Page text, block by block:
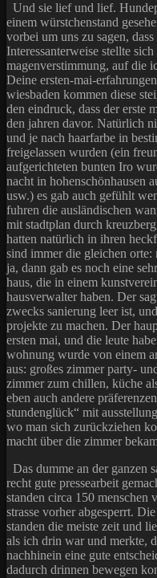
Und sie lief und lief.
einem würstchenstand
vorbei um uns zu sagen,
Interessanterweise stellte
magenverstimmung, auf die
Deine ersten-mai-
wiesbaden kommen diese
den eindruck, dass der erste
den jahren davor. Natürlich
und je nach haarfarbe in
freigelassen wurden (ein
aufgerichteten bunten Iro
nacht in hohenschönhausen
usw.) es gab auch gefühlt
fuhren die ausländischen
mit stadtplan durch
hatten natürlich in ihren
sind immer die gleichen orte:
ja, dann gab es noch eine
haus, die in einem
hausverwalter haben. Der
zwecks sanierung leer ist,
projekte zu machen. Der
ersten mai, und die leute
wohnung wurde von einem
aus: großes zimmer party-
zimmer zum chillen, küche
eben auch andere
stundenglück“ mit
wo man sich zurückziehen
macht über die zimmer
Das dumme an der ganzen
recht gute pressearbeit
standen circa 150 menschen
strasse vorher abgesperrt.
standen die meiste zeit und
als ich drin war und merkte,
nachhinein eine gute
dadurch drinnen bewegen